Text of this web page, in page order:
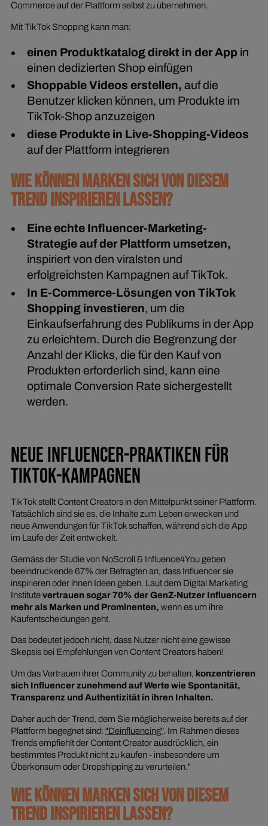
Commerce auf der Plattform selbst zu übernehmen.
Mit TikTok Shopping kann man:
einen Produktkatalog direkt in der App in
einen dedizierten Shop einfügen
Shoppable Videos erstellen, auf die
Benutzer klicken können, um Produkte im
TikTok-Shop anzuzeigen
diese Produkte in Live-Shopping-Videos
auf der Plattform integrieren
WIE KÖNNEN MARKEN SICH VON DIESEM
TREND INSPIRIEREN LASSEN?
Eine echte Influencer-Marketing-
Strategie auf der Plattform umsetzen,
inspiriert von den viralsten und
erfolgreichsten Kampagnen auf TikTok.
In E-Commerce-Lösungen von TikTok
Shopping investieren, um die
Einkaufserfahrung des Publikums in der App
zu erleichtern. Durch die Begrenzung der
Anzahl der Klicks, die für den Kauf von
Produkten erforderlich sind, kann eine
optimale Conversion Rate sichergestellt
werden.
NEUE INFLUENCER-PRAKTIKEN FÜR
TIKTOK-KAMPAGNEN
TikTok stellt Content Creators in den Mittelpunkt seiner Plattform.
Tatsächlich sind sie es, die Inhalte zum Leben erwecken und
neue Anwendungen für TikTok schaffen, während sich die App
im Laufe der Zeit entwickelt.
Gemäss der Studie von NoScroll & Influence4You geben
beeindruckende 67% der Befragten an, dass Influencer sie
inspirieren oder ihnen Ideen geben. Laut dem Digital Marketing
Institutevertrauen sogar 70% der GenZ-Nutzer Influencern
mehr als Marken und Prominenten, wenn es um ihre
Kaufentscheidungen geht.
Das bedeutet jedoch nicht, dass Nutzer nicht eine gewisse
Skepsis bei Empfehlungen von Content Creators haben!
Um das Vertrauen ihrer Community zu behalten, konzentrieren
sich Influencer zunehmend auf Werte wie Spontanität,
Transparenz und Authentizität in ihren Inhalten.
Daher auch der Trend, dem Sie möglicherweise bereits auf der
Plattform begegnet sind: "Deinfluencing". Im Rahmen dieses
Trends empfiehlt der Content Creator ausdrücklich, ein
bestimmtes Produkt nicht zu kaufen - insbesondere um
Überkonsum oder Dropshipping zu verurteilen."
WIE KÖNNEN MARKEN SICH VON DIESEM
TREND INSPIRIEREN LASSEN?